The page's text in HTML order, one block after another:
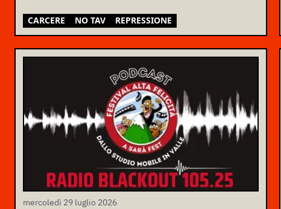
CARCERE NO TAV REPRESSIONE
mercoledì 29 luglio 2026